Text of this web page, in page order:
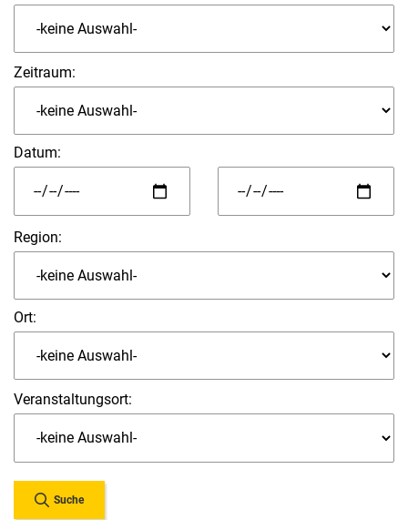
Zeitraum:
Datum:
Region:
Ort:
Veranstaltungsort:
Suche